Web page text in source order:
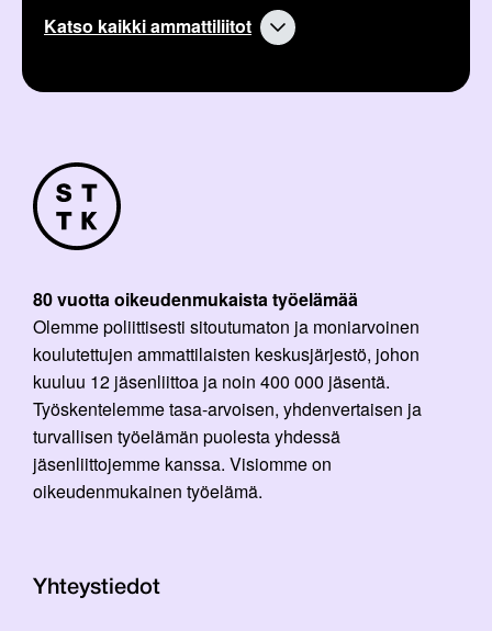
Katso kaikki ammattiliitot
80 vuotta oikeudenmukaista työelämää
Olemme poliittisesti sitoutumaton ja moniarvoinen
koulutettujen ammattilaisten keskusjärjestö, johon
kuuluu 12 jäsenliittoa ja noin 400 000 jäsentä.
Työskentelemme tasa-arvoisen, yhdenvertaisen ja
turvallisen työelämän puolesta yhdessä
jäsenliittojemme kanssa. Visiomme on
oikeudenmukainen työelämä.
Yhteystiedot